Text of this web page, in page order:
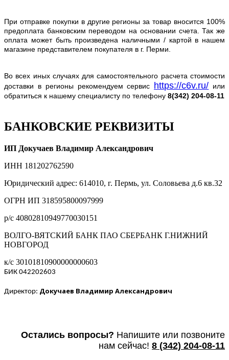
При отправке покупки в другие регионы за товар вносится 100%
предоплата банковским переводом на основании счета. Так же
оплата может быть произведена наличными / картой в нашем
магазине представителем покупателя в г. Перми.
Во всех иных случаях для самостоятельного расчета стоимости
доставки в регионы рекомендуем сервис
https://c6v.ru/ или
обратиться к нашему специалисту по телефону 8(342) 204-08-11
БАНКОВСКИЕ РЕКВИЗИТЫ
ИП Докучаев Владимир Александрович
ИНН 181202762590
Юридический адрес: 614010, г. Пермь, ул. Соловьева д.6 кв.32
ОГРН ИП 318595800097999
р/с 40802810949770030151
ВОЛГО-ВЯТСКИЙ БАНК ПАО СБЕРБАНК Г.НИЖНИЙ
НОВГОРОД
к/с 30101810900000000603
БИК 042202603
Директор: Докучаев Владимир Александрович
Остались вопросы? Напишите или позвоните
нам сейчас! 8 (342) 204-08-11